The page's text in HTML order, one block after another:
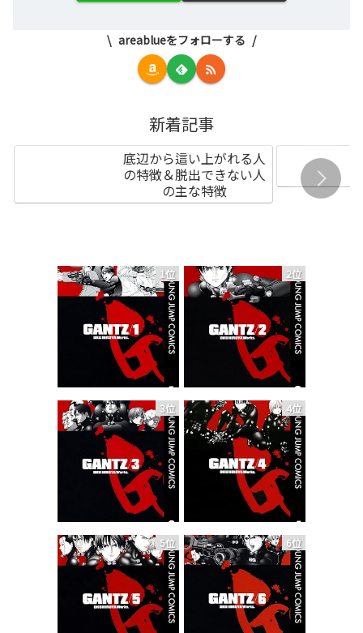
areablueをフォローする
新着記事
底辺から這い上がれる人
の特徴＆脱出できない人
の主な特徴
1位 2位
3位 4位
5位 6位